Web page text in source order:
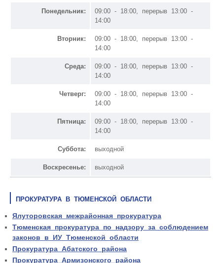
Понедельник:
09:00 - 18:00, перерыв 13:00 -
14:00
Вторник:
09:00 - 18:00, перерыв 13:00 -
14:00
Среда:
09:00 - 18:00, перерыв 13:00 -
14:00
Четверг:
09:00 - 18:00, перерыв 13:00 -
14:00
Пятница:
09:00 - 18:00, перерыв 13:00 -
14:00
Суббота: выходной
Воскресенье: выходной
ПРОКУРАТУРА В ТЮМЕНСКОЙ ОБЛАСТИ
Ялуторовская межрайонная прокуратура
Тюменская прокуратура по надзору за соблюдением
законов в ИУ Тюменской области
Прокуратура Абатского района
Прокуратура Армизонского района